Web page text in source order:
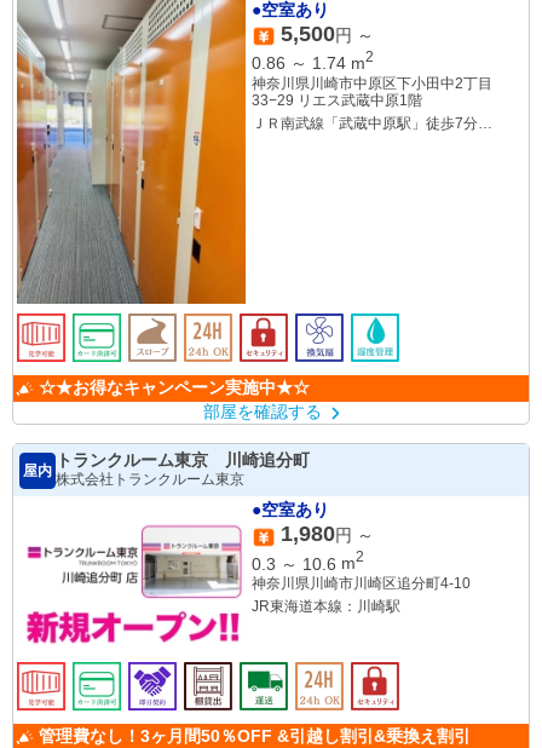
●空室あり
5,500円 ～
0.86 ～ 1.74 m2
神奈川県川崎市中原区下小田中2丁目
33−29 リエス武蔵中原1階
ＪＲ南武線「武蔵中原駅」徒歩7分
☆★お得なキャンペーン実施中★☆
部屋を確認する
屋内
トランクルーム東京 川崎追分町
株式会社トランクルーム東京
●空室あり
1,980円 ～
0.3 ～ 10.6 m2
神奈川県川崎市川崎区追分町4-10
JR東海道本線：川崎駅
管理費なし！3ヶ月間50％OFF &引越し割引&乗換え割引